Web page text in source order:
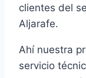
clientes del
Aljarafe.
Ahí nuestra
servicio